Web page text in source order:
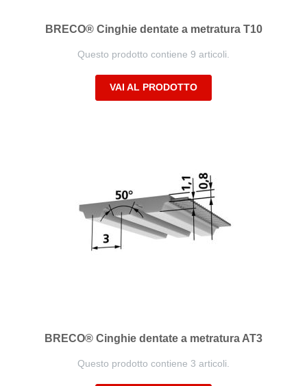
BRECO® Cinghie dentate a metratura T10
Questo prodotto contiene 9 articoli.
VAI AL PRODOTTO
BRECO® Cinghie dentate a metratura AT3
Questo prodotto contiene 3 articoli.